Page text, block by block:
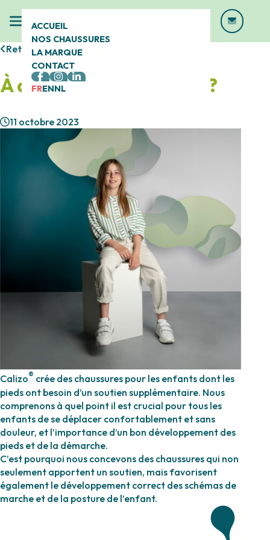
ACCUEIL
NOS CHAUSSURES
LA MARQUE
CONTACT
FRENNL
Retour
À qui s’adresse Calizo® ?
11 octobre 2023
Calizo® crée des chaussures pour les enfants dont les
pieds ont besoin d’un soutien supplémentaire. Nous
comprenons à quel point il est crucial pour tous les
enfants de se déplacer confortablement et sans
douleur, et l’importance d’un bon développement des
pieds et de la démarche.
C’est pourquoi nous concevons des chaussures qui non
seulement apportent un soutien, mais favorisent
également le développement correct des schémas de
marche et de la posture de l’enfant.